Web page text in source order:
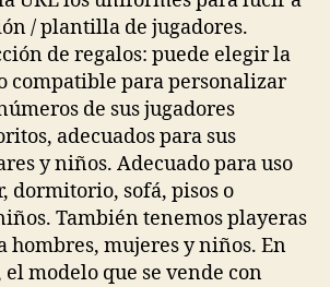
/ plantilla de jugadores.
de regalos: puede elegir la
compatible para personalizar
de sus jugadores
adecuados para sus
y niños. Adecuado para uso
dormitorio, sofá, pisos o
También tenemos playeras
hombres, mujeres y niños. En
modelo que se vende con